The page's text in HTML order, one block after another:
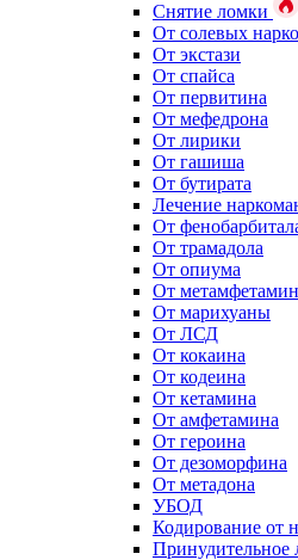
Снятие ломки
От солевых
От экстази
От спайса
От первитина
От мефедрона
От лирики
От гашиша
От бутирата
Лечение
От
От трамадола
От опиума
От
От марихуаны
От ЛСД
От кокаина
От кодеина
От кетамина
От амфетамина
От героина
От дезоморфина
От метадона
УБОД
Кодирование от
Принудительное